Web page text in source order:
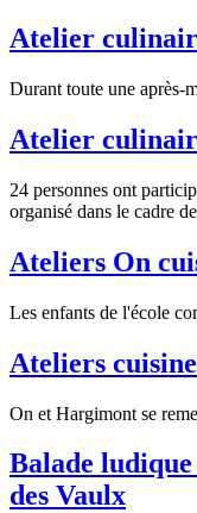
Atelier
Durant toute une après-
Atelier
24 personnes ont
organisé dans le cadre
Ateliers On
Les enfants de l'école
Ateliers cuisine
On et Hargimont se
Balade
des Vaulx